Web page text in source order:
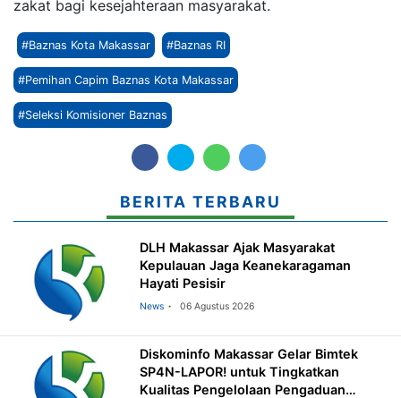
zakat bagi kesejahteraan masyarakat.
#Baznas Kota Makassar #Baznas RI
#Pemihan Capim Baznas Kota Makassar
#Seleksi Komisioner Baznas
BERITA TERBARU
DLH Makassar Ajak Masyarakat
Kepulauan Jaga Keanekaragaman
Hayati Pesisir
News 06 Agustus 2026
Diskominfo Makassar Gelar Bimtek
SP4N-LAPOR! untuk Tingkatkan
Kualitas Pengelolaan Pengaduan